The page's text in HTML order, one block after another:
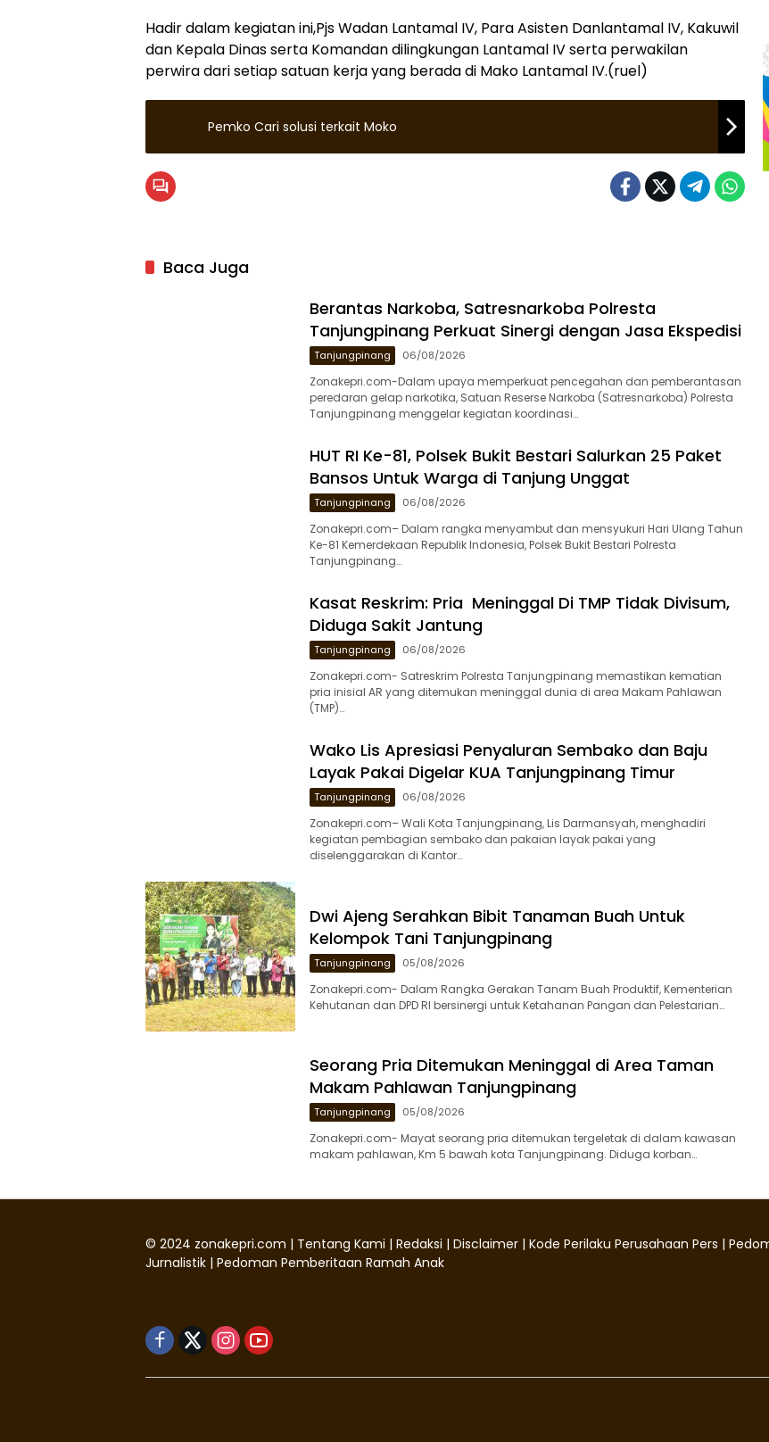
Hadir dalam kegiatan ini,Pjs Wadan Lantamal IV, Para Asisten Danlantamal IV, Kakuwil
dan Kepala Dinas serta Komandan dilingkungan Lantamal IV serta perwakilan
perwira dari setiap satuan kerja yang berada di Mako Lantamal IV.(ruel)
Pemko Cari solusi terkait Moko
Baca Juga
Berantas Narkoba, Satresnarkoba Polresta
Tanjungpinang Perkuat Sinergi dengan Jasa Ekspedisi
Tanjungpinang 06/08/2026
Zonakepri.com-Dalam upaya memperkuat pencegahan dan pemberantasan
peredaran gelap narkotika, Satuan Reserse Narkoba (Satresnarkoba) Polresta
Tanjungpinang menggelar kegiatan koordinasi…
HUT RI Ke-81, Polsek Bukit Bestari Salurkan 25 Paket
Bansos Untuk Warga di Tanjung Unggat
Tanjungpinang 06/08/2026
Zonakepri.com– Dalam rangka menyambut dan mensyukuri Hari Ulang Tahun
Ke-81 Kemerdekaan Republik Indonesia, Polsek Bukit Bestari Polresta
Tanjungpinang…
Kasat Reskrim: Pria Meninggal Di TMP Tidak Divisum,
Diduga Sakit Jantung
Tanjungpinang 06/08/2026
Zonakepri.com- Satreskrim Polresta Tanjungpinang memastikan kematian
pria inisial AR yang ditemukan meninggal dunia di area Makam Pahlawan
(TMP)…
Wako Lis Apresiasi Penyaluran Sembako dan Baju
Layak Pakai Digelar KUA Tanjungpinang Timur
Tanjungpinang 06/08/2026
Zonakepri.com– Wali Kota Tanjungpinang, Lis Darmansyah, menghadiri
kegiatan pembagian sembako dan pakaian layak pakai yang
diselenggarakan di Kantor…
Dwi Ajeng Serahkan Bibit Tanaman Buah Untuk
Kelompok Tani Tanjungpinang
Tanjungpinang 05/08/2026
Zonakepri.com- Dalam Rangka Gerakan Tanam Buah Produktif, Kementerian
Kehutanan dan DPD RI bersinergi untuk Ketahanan Pangan dan Pelestarian…
Seorang Pria Ditemukan Meninggal di Area Taman
Makam Pahlawan Tanjungpinang
Tanjungpinang 05/08/2026
Zonakepri.com- ‎Mayat seorang pria ditemukan tergeletak di dalam kawasan
makam pahlawan, Km 5 bawah kota Tanjungpinang. Diduga korban…
© 2024 zonakepri.com | Tentang Kami | Redaksi | Disclaimer | Kode Perilaku Perusahaan Pers |
Jurnalistik | Pedoman Pemberitaan Ramah Anak